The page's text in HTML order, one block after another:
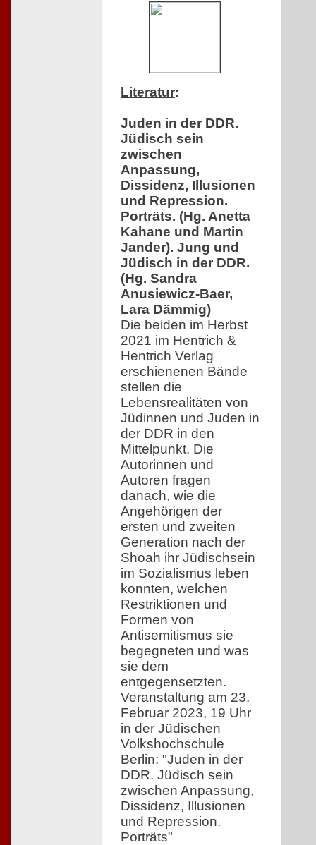
Literatur:
Juden in der DDR.
Jüdisch sein
zwischen
Anpassung,
Dissidenz, Illusionen
und Repression.
Porträts. (Hg. Anetta
Kahane und Martin
Jander). Jung und
Jüdisch in der DDR.
(Hg. Sandra
Anusiewicz-Baer,
Lara Dämmig)
Die beiden im Herbst
2021 im Hentrich &
Hentrich Verlag
erschienenen Bände
stellen die
Lebensrealitäten von
Jüdinnen und Juden in
der DDR in den
Mittelpunkt. Die
Autorinnen und
Autoren fragen
danach, wie die
Angehörigen der
ersten und zweiten
Generation nach der
Shoah ihr Jüdischsein
im Sozialismus leben
konnten, welchen
Restriktionen und
Formen von
Antisemitismus sie
begegneten und was
sie dem
entgegensetzten.
Veranstaltung am 23.
Februar 2023, 19 Uhr
in der Jüdischen
Volkshochschule
Berlin: "Juden in der
DDR. Jüdisch sein
zwischen Anpassung,
Dissidenz, Illusionen
und Repression.
Porträts"